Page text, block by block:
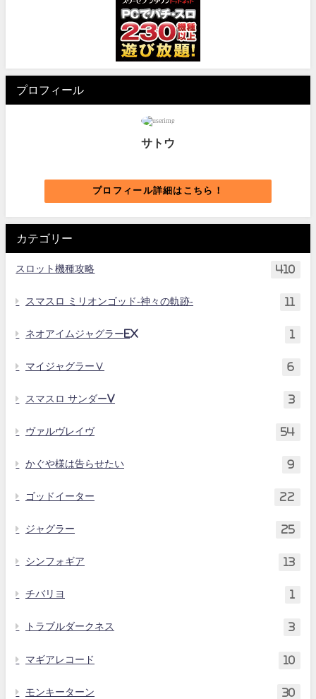
プロフィール
サトウ
プロフィール詳細はこちら！
カテゴリー
スロット機種攻略 410
スマスロ ミリオンゴッド-神々の軌跡-
ネオアイムジャグラーEX
マイジャグラーⅤ 6
スマスロ サンダーV 3
ヴァルヴレイヴ 54
かぐや様は告らせたい 9
ゴッドイーター 22
ジャグラー 25
シンフォギア 13
チバリヨ
トラブルダークネス 3
マギアレコード 10
モンキーターン 30